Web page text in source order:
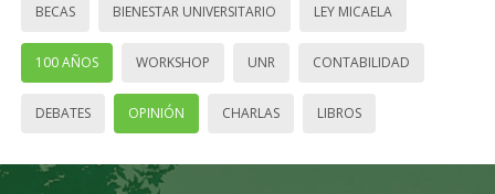
BECAS BIENESTAR UNIVERSITARIO LEY MICAELA
100 AÑOS WORKSHOP UNR CONTABILIDAD
DEBATES OPINIÓN CHARLAS LIBROS